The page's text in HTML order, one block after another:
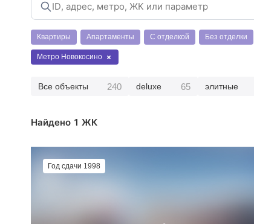
Квартиры Апартаменты С отделкой Без отделки
Метро Новокосино
Все объекты 240 deluxe 65 элитные
Найдено 1 ЖК
Год сдачи 1998